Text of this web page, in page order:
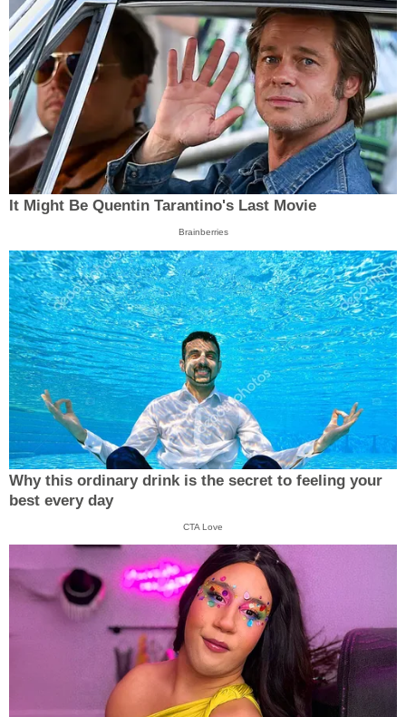
It Might Be Quentin Tarantino's Last Movie
Brainberries
Why this ordinary drink is the secret to feeling your
best every day
CTA Love